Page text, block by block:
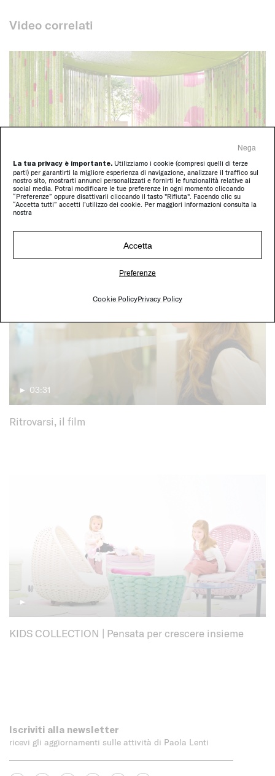
La tua privacy è importante. Utilizziamo i cookie (compresi quelli di terze
parti) per garantirti la migliore esperienza di navigazione, analizzare il traffico sul
nostro sito, mostrarti annunci personalizzati e fornirti le funzionalità relative ai
social media. Potrai modificare le tue preferenze in ogni momento cliccando
“Preferenze” oppure disattivarli cliccando il tasto "Rifiuta". Facendo clic su
“Accetta tutti” accetti l’utilizzo dei cookie. Per maggiori informazioni consulta la
nostra
Accetta
Nega
Preferenze
Cookie PolicyPrivacy Policy
Video correlati
► 02:55
Paola Lenti Milano | Un silenzioso dialogo
► 03:31
Ritrovarsi, il film
►
KIDS COLLECTION | Pensata per crescere insieme
Iscriviti alla newsletter
ricevi gli aggiornamenti sulle attività di Paola Lenti